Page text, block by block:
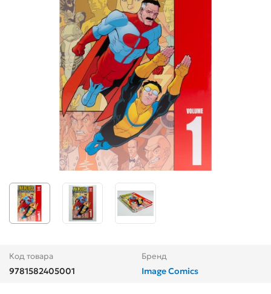
Код товара
9781582405001
Бренд
Image Comics